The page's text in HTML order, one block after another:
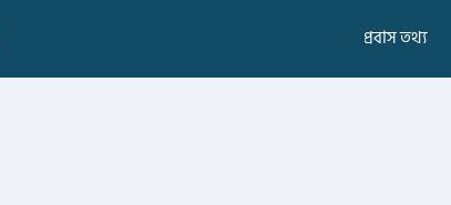
প্রবাস তথ্য